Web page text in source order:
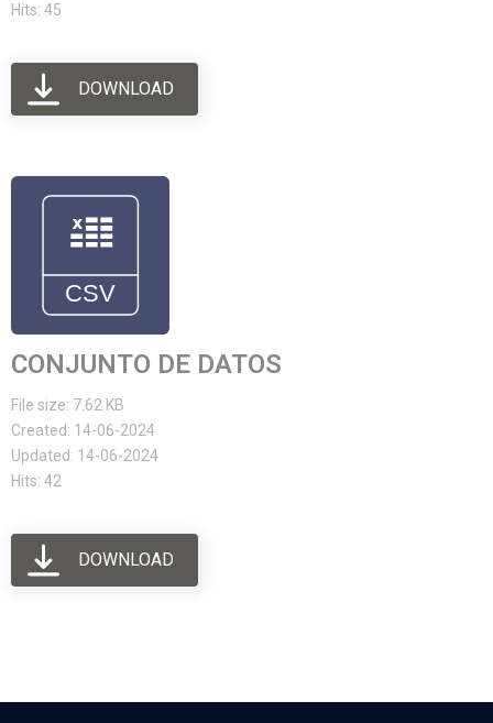
Hits: 45
DOWNLOAD
CONJUNTO DE DATOS
File size: 7.62 KB
Created: 14-06-2024
Updated: 14-06-2024
Hits: 42
DOWNLOAD